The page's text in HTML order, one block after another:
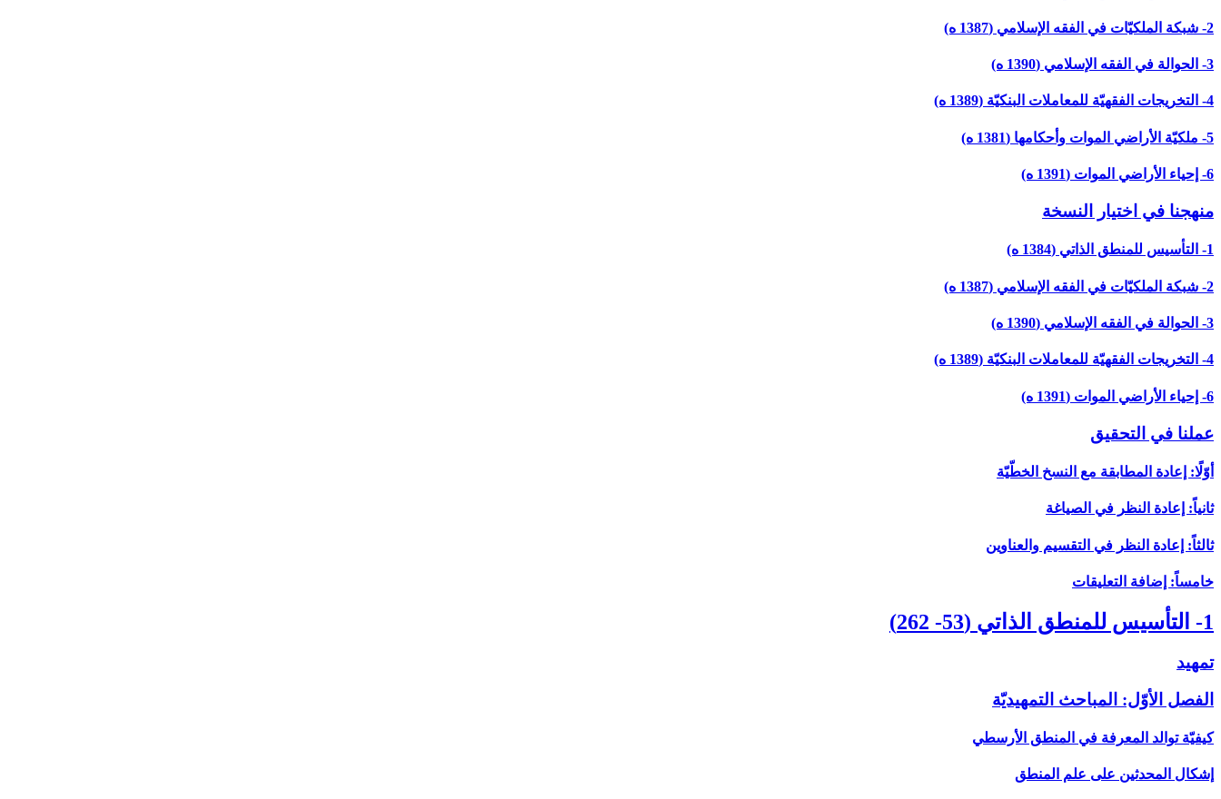
2- شبكة الملكيّات في الفقه الإسلامي (1387 ه)
3- الحوالة في الفقه الإسلامي (1390 ه)
4- التخريجات الفقهيّة للمعاملات البنكيّة (1389 ه)
5- ملكيّة الأراضي الموات وأحكامها (1381 ه)
6- إحياء الأراضي الموات (1391 ه)
منهجنا في اختيار النسخة
1- التأسيس للمنطق الذاتي (1384 ه)
2- شبكة الملكيّات في الفقه الإسلامي (1387 ه)
3- الحوالة في الفقه الإسلامي (1390 ه)
4- التخريجات الفقهيّة للمعاملات البنكيّة (1389 ه)
6- إحياء الأراضي الموات (1391 ه)
عملنا في التحقيق
أوّلًا: إعادة المطابقة مع النسخ الخطّيّة
ثانياً: إعادة النظر في الصياغة
ثالثاً: إعادة النظر في التقسيم والعناوين
خامساً: إضافة التعليقات
1- التأسيس للمنطق الذاتي (53- 262)
تمهيد
الفصل الأوّل: المباحث التمهيديّة
كيفيّة توالد المعرفة في المنطق الأرسطي
إشكال المحدثين على علم المنطق